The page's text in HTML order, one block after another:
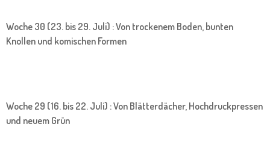
Woche 30 (23. bis 29. Juli) : Von trockenem Boden, bunten
Knollen und komischen Formen
Woche 29 (16. bis 22. Juli) : Von Blätterdächer, Hochdruckpressen
und neuem Grün